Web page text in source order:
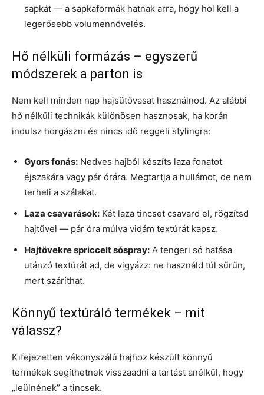
sapkát — a sapkaformák hatnak arra, hogy hol kell a
legerősebb volumennövelés.
Hő nélküli formázás – egyszerű
módszerek a parton is
Nem kell minden nap hajsütővasat használnod. Az alábbi
hő nélküli technikák különösen hasznosak, ha korán
indulsz horgászni és nincs idő reggeli stylingra:
Gyors fonás: Nedves hajból készíts laza fonatot
éjszakára vagy pár órára. Megtartja a hullámot, de nem
terheli a szálakat.
Laza csavarások: Két laza tincset csavard el, rögzítsd
hajtűvel — pár óra múlva vidám textúrát kapsz.
Hajtövekre spriccelt sóspray: A tengeri só hatása
utánzó textúrát ad, de vigyázz: ne használd túl sűrűn,
mert száríthat.
Könnyű textúráló termékek – mit
válassz?
Kifejezetten vékonyszálú hajhoz készült könnyű
termékek segíthetnek visszaadni a tartást anélkül, hogy
„leülnének” a tincsek.